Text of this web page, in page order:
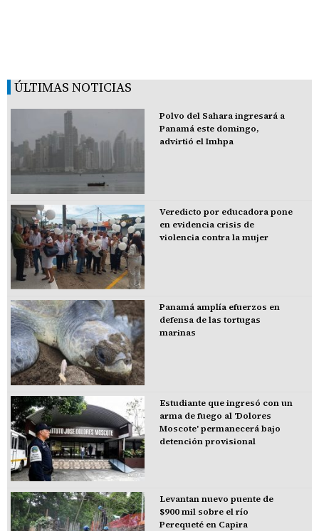
ÚLTIMAS NOTICIAS
Polvo del Sahara ingresará a
Panamá este domingo,
advirtió el Imhpa
Veredicto por educadora pone
en evidencia crisis de
violencia contra la mujer
Panamá amplía efuerzos en
defensa de las tortugas
marinas
Estudiante que ingresó con un
arma de fuego al 'Dolores
Moscote' permanecerá bajo
detención provisional
Levantan nuevo puente de
$900 mil sobre el río
Perequeté en Capira